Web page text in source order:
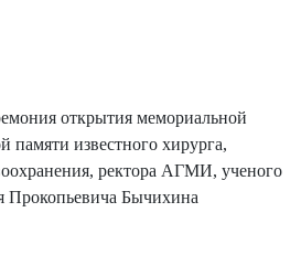
открытия мемориальной
памяти известного хирурга,
ректора АГМИ, ученого
Прокопьевича Бычихина